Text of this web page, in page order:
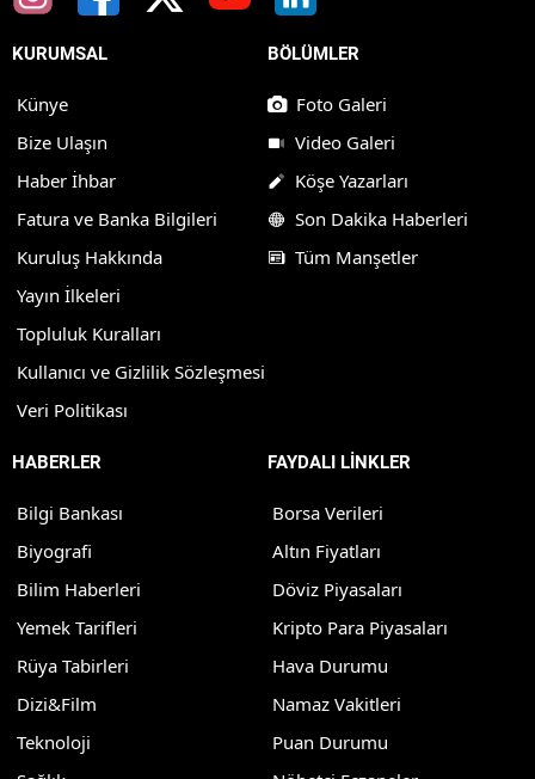
KURUMSAL
Künye
Bize Ulaşın
Haber İhbar
Fatura ve Banka Bilgileri
Kuruluş Hakkında
Yayın İlkeleri
Topluluk Kuralları
Kullanıcı ve Gizlilik Sözleşmesi
Veri Politikası
BÖLÜMLER
Foto Galeri
Video Galeri
Köşe Yazarları
Son Dakika Haberleri
Tüm Manşetler
HABERLER
Bilgi Bankası
Biyografi
Bilim Haberleri
Yemek Tarifleri
Rüya Tabirleri
Dizi&Film
Teknoloji
FAYDALI LİNKLER
Borsa Verileri
Altın Fiyatları
Döviz Piyasaları
Kripto Para Piyasaları
Hava Durumu
Namaz Vakitleri
Puan Durumu